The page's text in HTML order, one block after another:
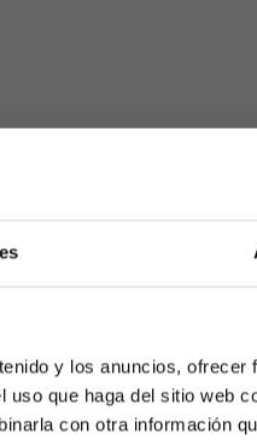
y los anuncios, ofrecer
que haga del sitio web
con otra información
18 AÑOS